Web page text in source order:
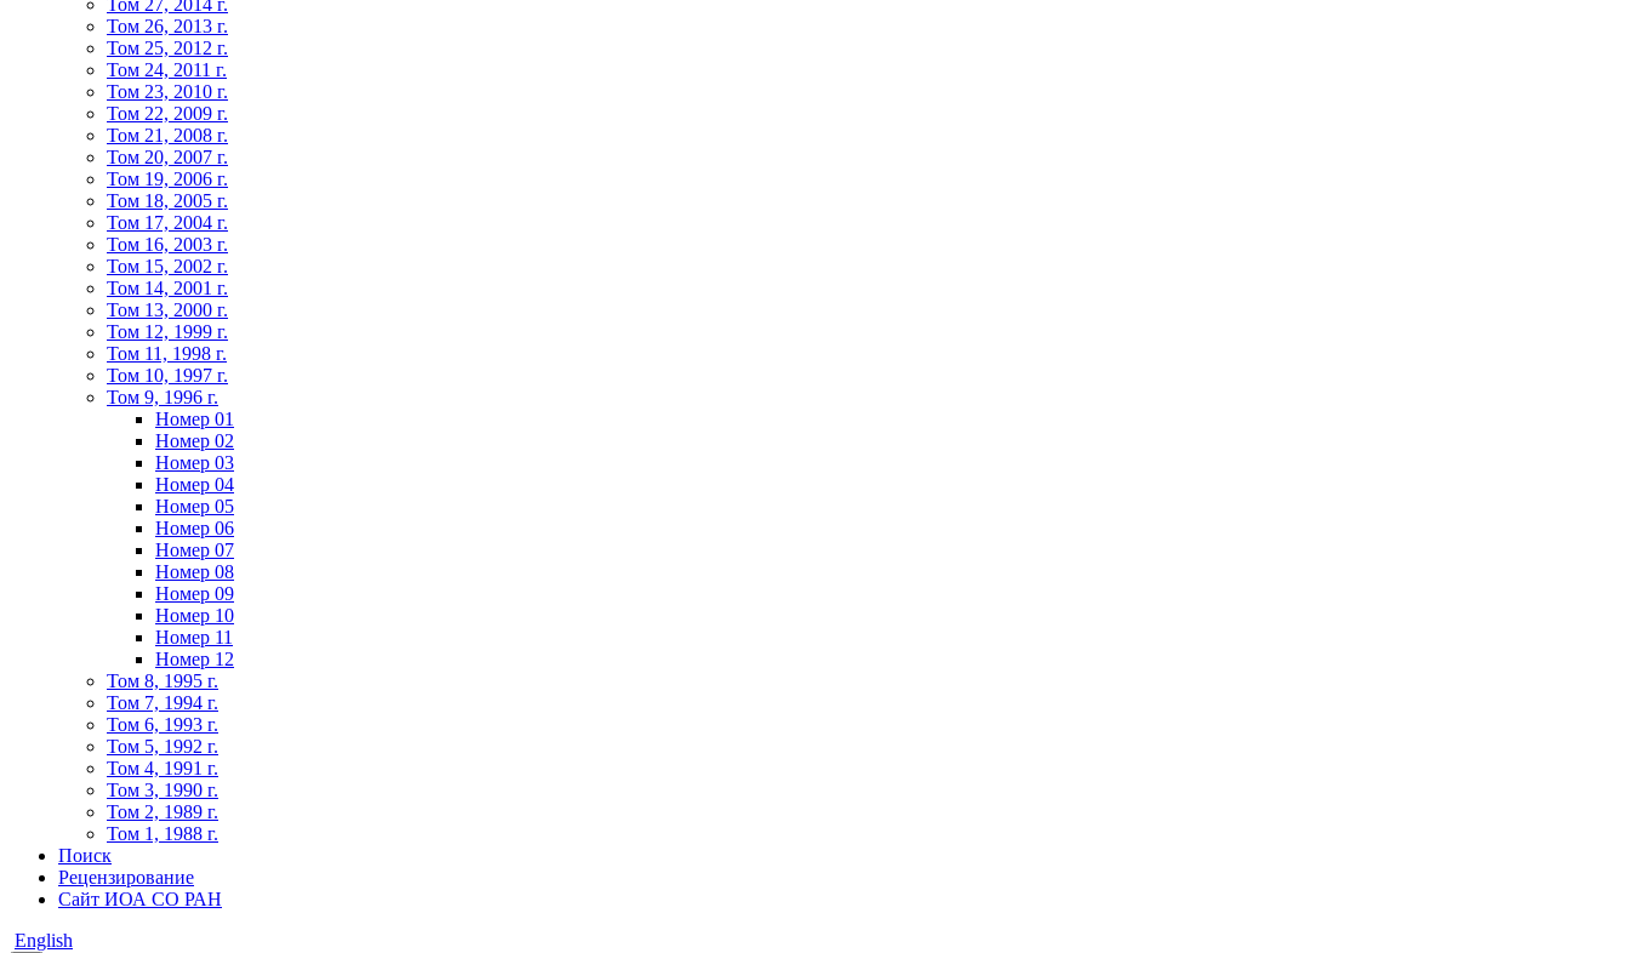
Том 27, 2014 г.
Том 26, 2013 г.
Том 25, 2012 г.
Том 24, 2011 г.
Том 23, 2010 г.
Том 22, 2009 г.
Том 21, 2008 г.
Том 20, 2007 г.
Том 19, 2006 г.
Том 18, 2005 г.
Том 17, 2004 г.
Том 16, 2003 г.
Том 15, 2002 г.
Том 14, 2001 г.
Том 13, 2000 г.
Том 12, 1999 г.
Том 11, 1998 г.
Том 10, 1997 г.
Том 9, 1996 г.
Номер 01
Номер 02
Номер 03
Номер 04
Номер 05
Номер 06
Номер 07
Номер 08
Номер 09
Номер 10
Номер 11
Номер 12
Том 8, 1995 г.
Том 7, 1994 г.
Том 6, 1993 г.
Том 5, 1992 г.
Том 4, 1991 г.
Том 3, 1990 г.
Том 2, 1989 г.
Том 1, 1988 г.
Поиск
Рецензирование
Сайт ИОА СО РАН
English